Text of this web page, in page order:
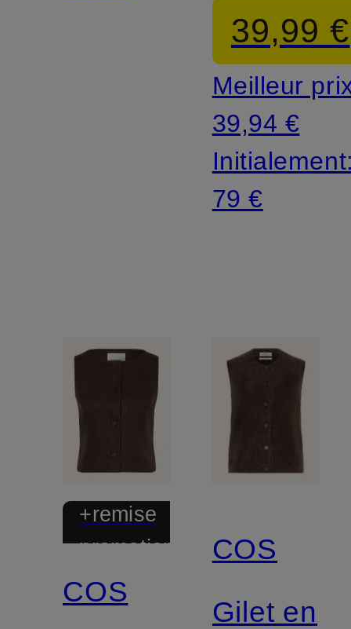
39,99 €
Meilleur
39,94 €
79 €
+remise
promotionnelle
COS
COS
Gilet en